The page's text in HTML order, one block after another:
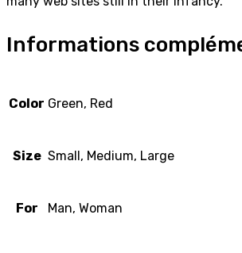
Informations
Color Green, Red
Size Small, Medium, Large
For Man, Woman